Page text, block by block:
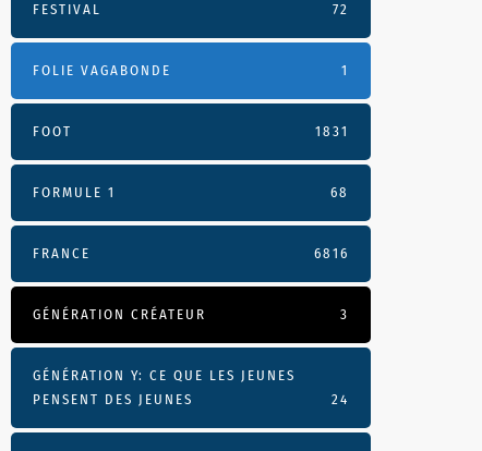
FESTIVAL 72
FOLIE VAGABONDE 1
FOOT 1831
FORMULE 1 68
FRANCE 6816
GÉNÉRATION CRÉATEUR 3
GÉNÉRATION Y: CE QUE LES JEUNES
PENSENT DES JEUNES
24